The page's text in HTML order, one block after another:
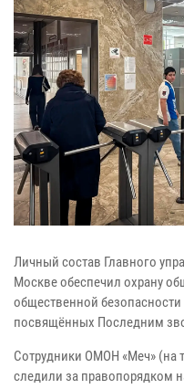
Личный состав Главного
Москве обеспечил охрану
общественной
посвящённых Последним
Сотрудники ОМОН «Меч» (на
следили за правопорядком